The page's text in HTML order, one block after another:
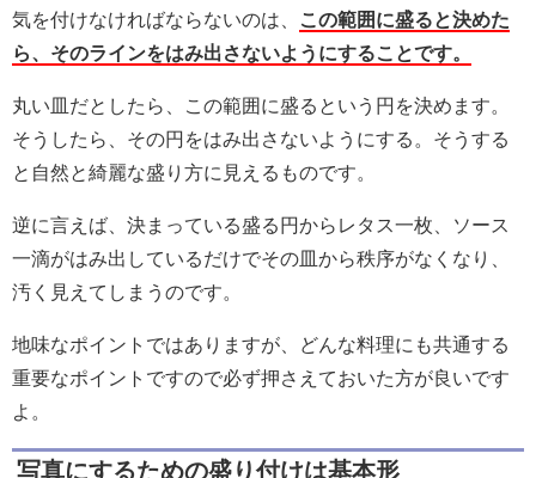
気を付けなければならないのは、
この範囲に盛ると決めた
ら、そのラインをはみ出さないようにすることです。
丸い皿だとしたら、この範囲に盛るという円を決めます。
そうしたら、その円をはみ出さないようにする。そうする
と自然と綺麗な盛り方に見えるものです。
逆に言えば、決まっている盛る円からレタス一枚、ソース
一滴がはみ出しているだけでその皿から秩序がなくなり、
汚く見えてしまうのです。
地味なポイントではありますが、どんな料理にも共通する
重要なポイントですので必ず押さえておいた方が良いです
よ。
写真にするための盛り付けは基本形